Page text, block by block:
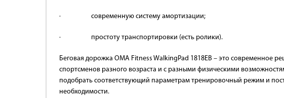
· современную систему амортизации;
· простоту транспортировки (есть ролики).
Беговая дорожка OMA Fitness WalkingPad 1818EB – это современное
спортсменов разного возраста и с разными физическими
подобрать соответствующий параметрам тренировочный режим и
необходимости.